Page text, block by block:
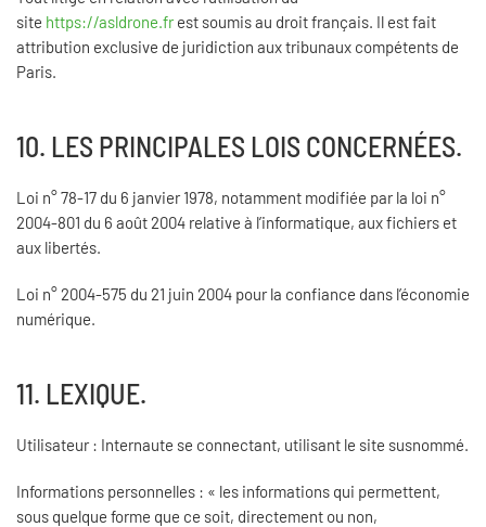
site https://asldrone.fr est soumis au droit français. Il est fait
attribution exclusive de juridiction aux tribunaux compétents de
Paris.
10. LES PRINCIPALES LOIS CONCERNÉES.
Loi n° 78-17 du 6 janvier 1978, notamment modifiée par la loi n°
2004-801 du 6 août 2004 relative à l’informatique, aux fichiers et
aux libertés.
Loi n° 2004-575 du 21 juin 2004 pour la confiance dans l’économie
numérique.
11. LEXIQUE.
Utilisateur : Internaute se connectant, utilisant le site susnommé.
Informations personnelles : « les informations qui permettent,
sous quelque forme que ce soit, directement ou non,